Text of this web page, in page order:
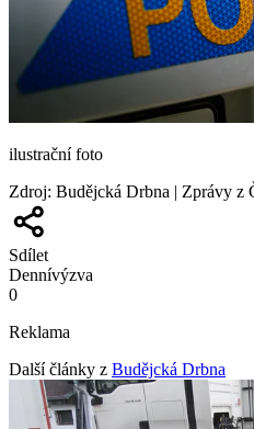
ilustrační foto
Zdroj: Budějcká Drbna | Zprávy z
Sdílet
Dennívýzva
0
Reklama
Další články z Budějcká Drbna